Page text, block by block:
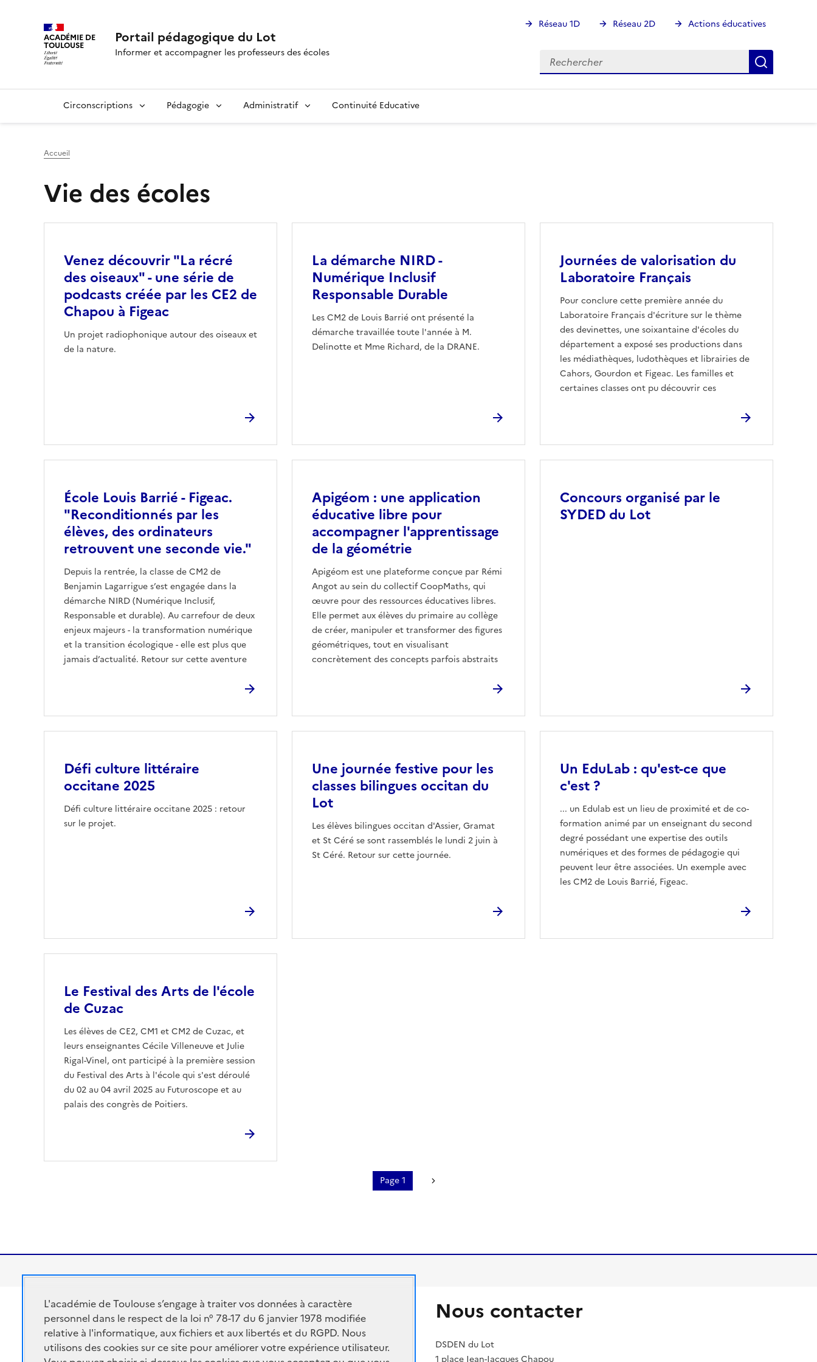
ACADÉMIE DE
TOULOUSE Portail pédagogique du Lot
Informer et accompagner les professeurs des écoles
Réseau 1D Réseau 2D Actions éducatives
Rechercher
Rechercher
Circonscriptions Pédagogie Administratif Continuité Educative
Accueil
Vie des écoles
Venez découvrir "La récré
des oiseaux" - une série de
podcasts créée par les CE2 de
Chapou à Figeac
Un projet radiophonique autour des oiseaux et
de la nature.
La démarche NIRD -
Numérique Inclusif
Responsable Durable
Les CM2 de Louis Barrié ont présenté la
démarche travaillée toute l'année à M.
Delinotte et Mme Richard, de la DRANE.
Journées de valorisation du
Laboratoire Français
Pour conclure cette première année du
Laboratoire Français d'écriture sur le thème
des devinettes, une soixantaine d'écoles du
département a exposé ses productions dans
les médiathèques, ludothèques et librairies de
Cahors, Gourdon et Figeac. Les familles et
certaines classes ont pu découvrir ces
École Louis Barrié - Figeac.
"Reconditionnés par les
élèves, des ordinateurs
retrouvent une seconde vie."
Depuis la rentrée, la classe de CM2 de
Benjamin Lagarrigue s’est engagée dans la
démarche NIRD (Numérique Inclusif,
Responsable et durable). Au carrefour de deux
enjeux majeurs - la transformation numérique
et la transition écologique - elle est plus que
jamais d’actualité. Retour sur cette aventure
Apigéom : une application
éducative libre pour
accompagner l'apprentissage
de la géométrie
Apigéom est une plateforme conçue par Rémi
Angot au sein du collectif CoopMaths, qui
œuvre pour des ressources éducatives libres.
Elle permet aux élèves du primaire au collège
de créer, manipuler et transformer des figures
géométriques, tout en visualisant
concrètement des concepts parfois abstraits
Concours organisé par le
SYDED du Lot
Défi culture littéraire
occitane 2025
Défi culture littéraire occitane 2025 : retour
sur le projet.
Une journée festive pour les
classes bilingues occitan du
Lot
Les élèves bilingues occitan d'Assier, Gramat
et St Céré se sont rassemblés le lundi 2 juin à
St Céré. Retour sur cette journée.
Un EduLab : qu'est-ce que
c'est ?
... un Edulab est un lieu de proximité et de co-
formation animé par un enseignant du second
degré possédant une expertise des outils
numériques et des formes de pédagogie qui
peuvent leur être associées. Un exemple avec
les CM2 de Louis Barrié, Figeac.
Le Festival des Arts de l'école
de Cuzac
Les élèves de CE2, CM1 et CM2 de Cuzac, et
leurs enseignantes Cécile Villeneuve et Julie
Rigal-Vinel, ont participé à la première session
du Festival des Arts à l'école qui s'est déroulé
du 02 au 04 avril 2025 au Futuroscope et au
palais des congrès de Poitiers.
Page 1
ACADÉMIE DE
TOULOUSE
Académie de Toulouse
Ministère de l'éducation nationale et de la jeunesse
Ministère de l'enseignement supérieur et de la recherche
Nous contacter
DSDEN du Lot
L'académie de Toulouse s’engage à traiter vos données à caractère
personnel dans le respect de la loi n° 78-17 du 6 janvier 1978 modifiée
relative à l'informatique, aux fichiers et aux libertés et du RGPD. Nous
utilisons des cookies sur ce site pour améliorer votre expérience utilisateur.